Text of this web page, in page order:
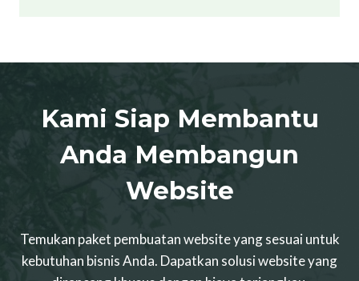
Kami Siap Membantu
Anda Membangun
Website
Temukan paket pembuatan website yang sesuai untuk
kebutuhan bisnis Anda. Dapatkan solusi website yang